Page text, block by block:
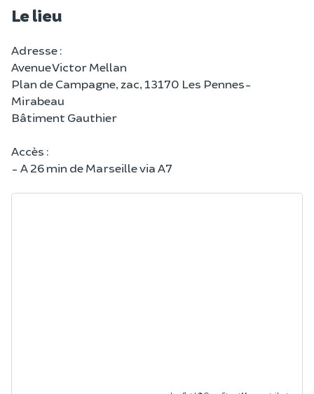
Le lieu
Adresse :
Avenue Victor Mellan
Plan de Campagne, zac, 13170 Les Pennes-
Mirabeau
Bâtiment Gauthier
Accès :
- A 26 min de Marseille via A7